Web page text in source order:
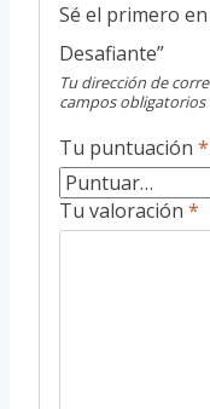
Sé el primero
Desafiante”
Tu dirección de
campos
Tu puntuación *
Tu valoración *